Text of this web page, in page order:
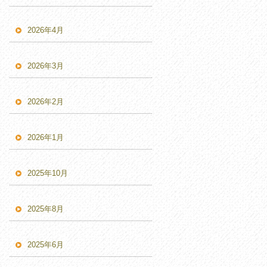
2026年4月
2026年3月
2026年2月
2026年1月
2025年10月
2025年8月
2025年6月